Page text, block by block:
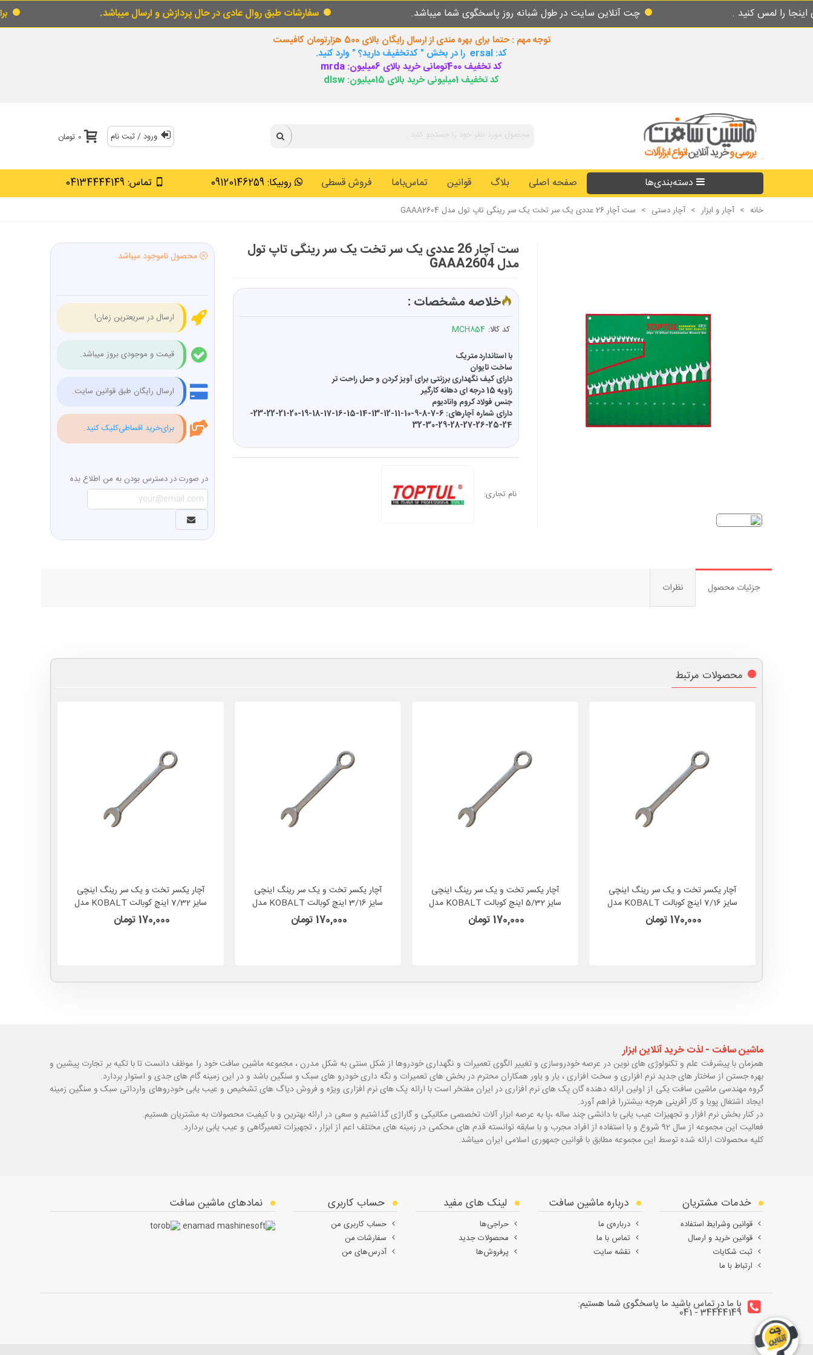
. چت آنلاین سایت در طول شبانه روز پاسخگوی شما میباشد. سفارشات طبق روال عادی در حال پردازش و ارسال میباشد.
برای خرید
توجه مهم : حتما برای بهره مندی از ارسال رایگان بالای 500 هزارتومان کافیست
کد: ersal را در بخش " کدتخفیف دارید؟ " وارد کنید.
کد تخفیف 400تومانی خرید بالای 6میلیون: mrda
کد تخفیف 1میلیونی خرید بالای 15میلیون: dlsw
ورود / ثبت نام 0 تومان
دسته‌بندی‌ها روبیکا: 09120146259 تماس: 04134444149 صفحه اصلی بلاگ قوانین تماس‌باما فروش قسطی
خانه > آچار و ابزار > آچار دستی > ست آچار 26 عددی یک سر تخت یک سر رینگی تاپ تول مدل GAAA2604
ست آچار 26 عددی یک سر تخت یک سر رینگی تاپ تول
مدل GAAA2604
خلاصه مشخصات :
کد کالا: MCH854
با استاندارد متریک
ساخت تایوان
دارای کیف نگهداری برزنتی برای آویز کردن و حمل راحت تر
زاویه 15 درجه ای دهانه کارگیر
جنس فولاد کروم وانادیوم
دارای شماره آچارهای:
6-7-8-9-10-11-12-13-14-15-16-17-18-19-20-21-22-23-
24-25-26-27-28-29-30-32
نام تجاری:
محصول ناموجود میباشد
ارسال در سریعترین زمان!
قیمت و موجودی بروز میباشد.
ارسال رایگان طبق قوانین سایت.
برای‌خرید اقساطی‌کلیک کنید.
در صورت در دسترس بودن به من اطلاع بده
جزئیات محصول نظرات
محصولات مرتبط
آچار یکسر تخت و یک سر رینگ اینچی
سایز 7/16 اینچ کوبالت KOBALT مدل
338885 آمریکا
170,000 تومان
آچار یکسر تخت و یک سر رینگ اینچی
سایز 5/32 اینچ کوبالت KOBALT مدل
338876 آمریکا
170,000 تومان
آچار یکسر تخت و یک سر رینگ اینچی
سایز 3/16 اینچ کوبالت KOBALT مدل
338877
170,000 تومان
آچار یکسر تخت و یک سر رینگ اینچی
سایز 7/32 اینچ کوبالت KOBALT مدل
338879 آمریکا
170,000 تومان
ماشین سافت - لذت خرید آنلاین ابزار
همزمان با پیشرفت علم و تکنولوژی های نوین در عرصه خودروسازی و تغییر الگوی تعمیرات و نگهداری خودروها از شکل سنتی به شکل مدرن ، مجموعه ماشین سافت خود را موظف دانست تا با تکیه بر تجارت پیشین و
بهره جستن از ساختار های جدید نرم افزاری و سخت افزاری ، یار و یاور همکاران محترم در بخش های تعمیرات و نگه داری خودرو های سبک و سنگین باشد و در این زمینه گام های جدی و استوار بردارد.
گروه مهندسی ماشین سافت یکی از اولین ارائه دهنده گان پک های نرم افزاری در ایران مفتخر است با ارائه پک های نرم افزاری ویژه و فروش دیاگ های تشخیص و عیب یابی خودروهای وارداتی سبک و سنگین زمینه
ایجاد اشتغال پویا و کار آفرینی هرچه بیشتررا فراهم آورد.
در کنار بخش نرم افزار و تجهیزات عیب یابی با دانشی چند ساله ،پابه عرصه ابزار آلات تخصصی مکانیکی و گاراژی گذاشتیم و سعی در ارائه بهترین و با کیفیت محصولات به مشتریان هستیم.
فعالیت این مجموعه از سال 92 شروع و با استفاده از افراد مجرب و با سابقه توانسته قدم های محکمی در زمینه های مختلف اعم از ابزار ، تجهیزات تعمیرگاهی و عیب یابی بردارد.
کلیه محصولات ارائه شده توسط این مجموعه مطابق با قوانین جمهوری اسلامی ایران میباشد.
خدمات مشتریان
قوانین وشرایط استفاده
قوانین خرید و ارسال
ثبت شکایات
ارتباط با ما
درباره ماشین سافت
درباره‌ی ما
تماس با ما
نقشه سایت
لینک های مفید
حراجی‌ها
محصولات جدید
پرفروش‌ها
حساب کاربری
حساب کاربری من
سفارشات من
آدرس‌های من
نمادهای ماشین سافت
با ما در تماس باشید ما پاسخگوی شما هستیم:
34444149 - 041